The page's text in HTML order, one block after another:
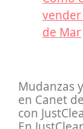
de Mar
Mudanzas
en Canet
con